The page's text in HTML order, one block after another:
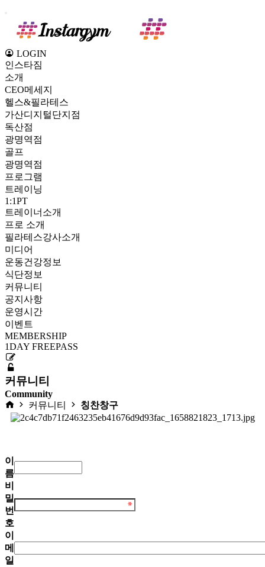
LOGIN
인스타짐
소개
CEO메세지
헬스&필라테스
가산디지털단지점
독산점
광명역점
골프
광명역점
프로그램
트레이닝
1:1PT
트레이너소개
프로 소개
필라테스강사소개
미디어
운동건강정보
식단정보
커뮤니티
공지사항
운영시간
이벤트
MEMBERSHIP
1DAY FREEPASS
커뮤니티
Community
커뮤니티
칭찬창구
이
름
비
밀
번
호
이
메
일